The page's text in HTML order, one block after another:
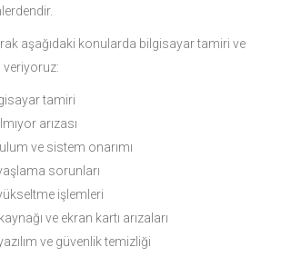
aşağıdaki konularda bilgisayar tamiri ve
veriyoruz:
tamiri
arızası
ve sistem onarımı
sorunları
işlemleri
ve ekran kartı arızaları
ve güvenlik temizliği